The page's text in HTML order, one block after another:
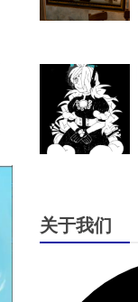
关于我们